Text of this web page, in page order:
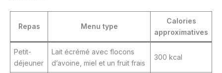
Repas Menu type
Calories
approximatives
Petit-
déjeuner
Lait écrémé avec flocons
d’avoine, miel et un fruit frais
300 kcal